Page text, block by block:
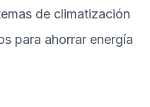
de climatización
para ahorrar energía